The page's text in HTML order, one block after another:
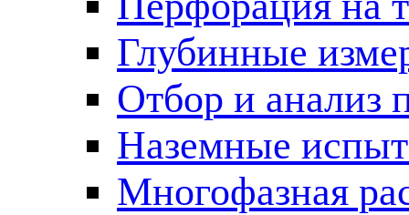
Глубинные
Отбор и анализ
Наземные
Многофазная